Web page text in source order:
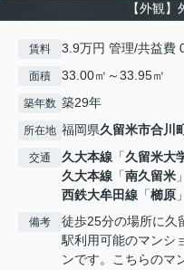
【外観
賃料 3.9万円 管理/共益費
面積 33.00㎡～33.95㎡
築年数 築29年
所在地 福岡県久留米市合川
交通 久大本線 「久留米大
久大本線 「南久留米
西鉄大牟田線 「櫛原
備考
徒歩25分の場所に久
駅利用可能のマンシ
ンです。こちらのマ